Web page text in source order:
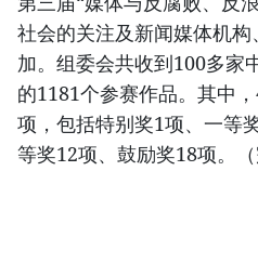
社会的关注及新闻媒体机
加。组委会共收到100多家
的1181个参赛作品。其中
项，包括特别奖1项、一等
等奖12项、鼓励奖18项。（